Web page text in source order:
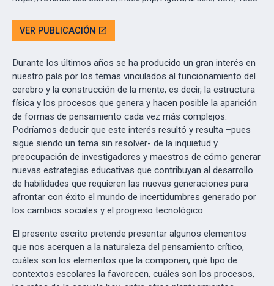
VER PUBLICACIÓN open_in_new
Durante los últimos años se ha producido un gran interés en
nuestro país por los temas vinculados al funcionamiento del
cerebro y la construcción de la mente, es decir, la estructura
física y los procesos que genera y hacen posible la aparición
de formas de pensamiento cada vez más complejos.
Podríamos deducir que este interés resultó y resulta –pues
sigue siendo un tema sin resolver- de la inquietud y
preocupación de investigadores y maestros de cómo generar
nuevas estrategias educativas que contribuyan al desarrollo
de habilidades que requieren las nuevas generaciones para
afrontar con éxito el mundo de incertidumbres generado por
los cambios sociales y el progreso tecnológico.
El presente escrito pretende presentar algunos elementos
que nos acerquen a la naturaleza del pensamiento crítico,
cuáles son los elementos que la componen, qué tipo de
contextos escolares la favorecen, cuáles son los procesos,